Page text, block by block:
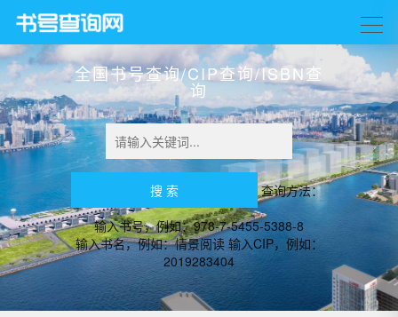
全国书号查询/CIP查询/ISBN查
询
查询方法：
输入书号，例如：978-7-5455-5388-8
输入书名，例如：情景阅读 输入CIP，例如：
2019283404